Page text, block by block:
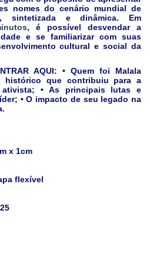
nomes do cenário mundial de
sintetizada e dinâmica. Em
, é possível desvendar a
e se familiarizar com suas
cultural e social da
AQUI: • Quem foi Malala
histórico que contribuiu para a
ativista; • As principais lutas e
• O impacto de seu legado na
x 1cm
flexível